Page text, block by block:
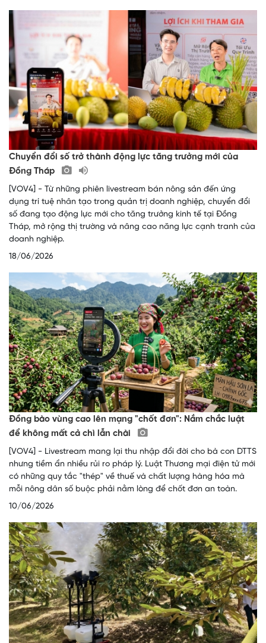
Chuyển đổi số trở thành động lực tăng trưởng mới của
Đồng Tháp
[VOV4] - Từ những phiên livestream bán nông sản đến ứng
dụng trí tuệ nhân tạo trong quản trị doanh nghiệp, chuyển đổi
số đang tạo động lực mới cho tăng trưởng kinh tế tại Đồng
Tháp, mở rộng thị trường và nâng cao năng lực cạnh tranh của
doanh nghiệp.
18/06/2026
Đồng bào vùng cao lên mạng "chốt đơn": Nắm chắc luật
để không mất cả chì lẫn chài
[VOV4] - Livestream mang lại thu nhập đổi đời cho bà con DTTS
nhưng tiềm ẩn nhiều rủi ro pháp lý. Luật Thương mại điện tử mới
có những quy tắc "thép" về thuế và chất lượng hàng hóa mà
mỗi nông dân số buộc phải nằm lòng để chốt đơn an toàn.
10/06/2026